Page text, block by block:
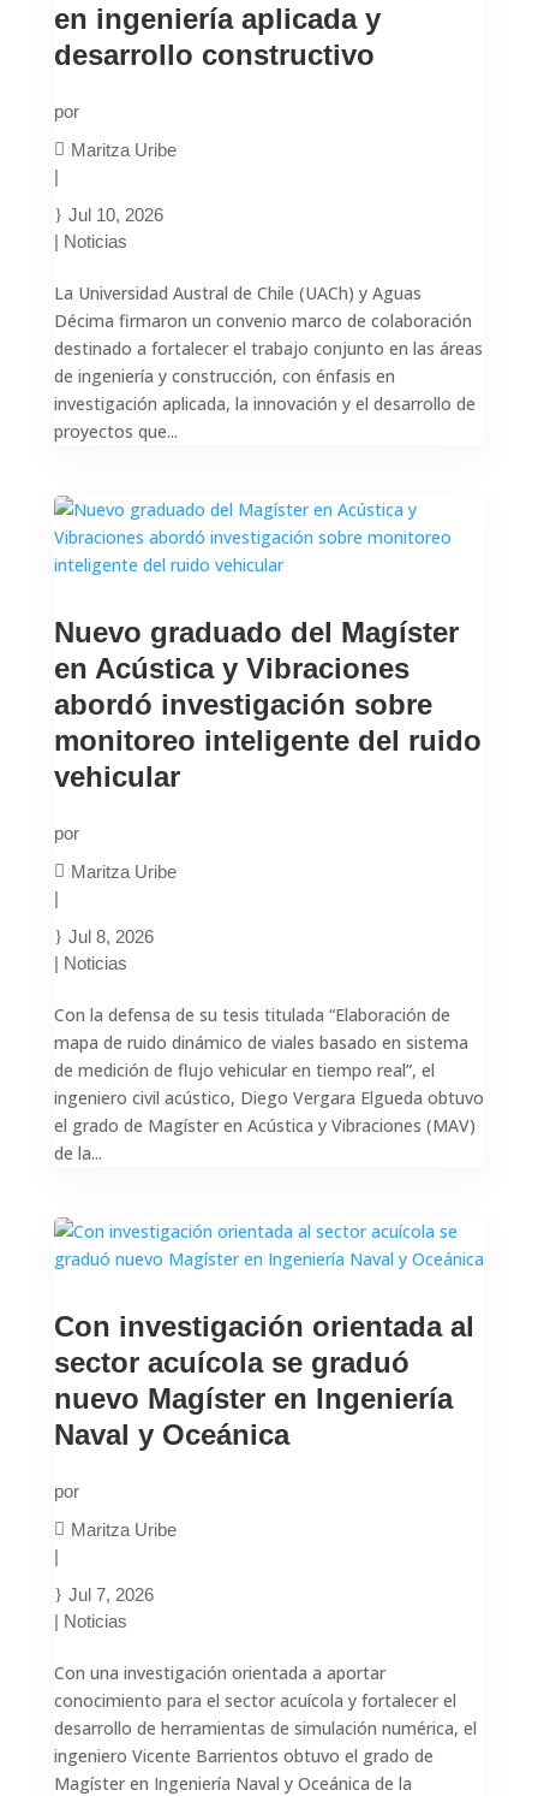
en ingeniería aplicada y
desarrollo constructivo
por
Maritza Uribe
|
Jul 10, 2026
| Noticias
La Universidad Austral de Chile (UACh) y Aguas
Décima firmaron un convenio marco de colaboración
destinado a fortalecer el trabajo conjunto en las áreas
de ingeniería y construcción, con énfasis en
investigación aplicada, la innovación y el desarrollo de
proyectos que...
Nuevo graduado del Magíster
en Acústica y Vibraciones
abordó investigación sobre
monitoreo inteligente del ruido
vehicular
por
Maritza Uribe
|
Jul 8, 2026
| Noticias
Con la defensa de su tesis titulada “Elaboración de
mapa de ruido dinámico de viales basado en sistema
de medición de flujo vehicular en tiempo real”, el
ingeniero civil acústico, Diego Vergara Elgueda obtuvo
el grado de Magíster en Acústica y Vibraciones (MAV)
de la...
Con investigación orientada al
sector acuícola se graduó
nuevo Magíster en Ingeniería
Naval y Oceánica
por
Maritza Uribe
|
Jul 7, 2026
| Noticias
Con una investigación orientada a aportar
conocimiento para el sector acuícola y fortalecer el
desarrollo de herramientas de simulación numérica, el
ingeniero Vicente Barrientos obtuvo el grado de
Magíster en Ingeniería Naval y Oceánica de la